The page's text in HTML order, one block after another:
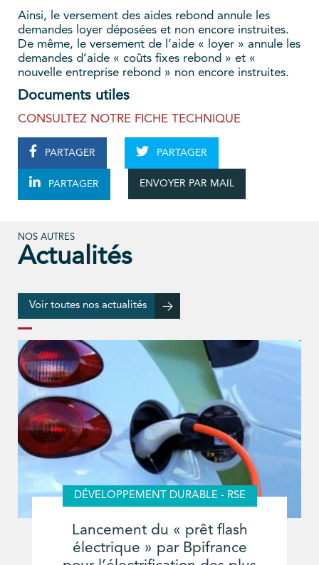
Ainsi, le versement des aides rebond annule les
demandes loyer déposées et non encore instruites.
De même, le versement de l’aide « loyer » annule les
demandes d’aide « coûts fixes rebond » et «
nouvelle entreprise rebond » non encore instruites.
Documents utiles
CONSULTEZ NOTRE FICHE TECHNIQUE
PARTAGER PARTAGER
PARTAGER ENVOYER PAR MAIL
NOS AUTRES
Actualités
Voir toutes nos actualités
DÉVELOPPEMENT DURABLE - RSE
Lancement du « prêt flash
électrique » par Bpifrance